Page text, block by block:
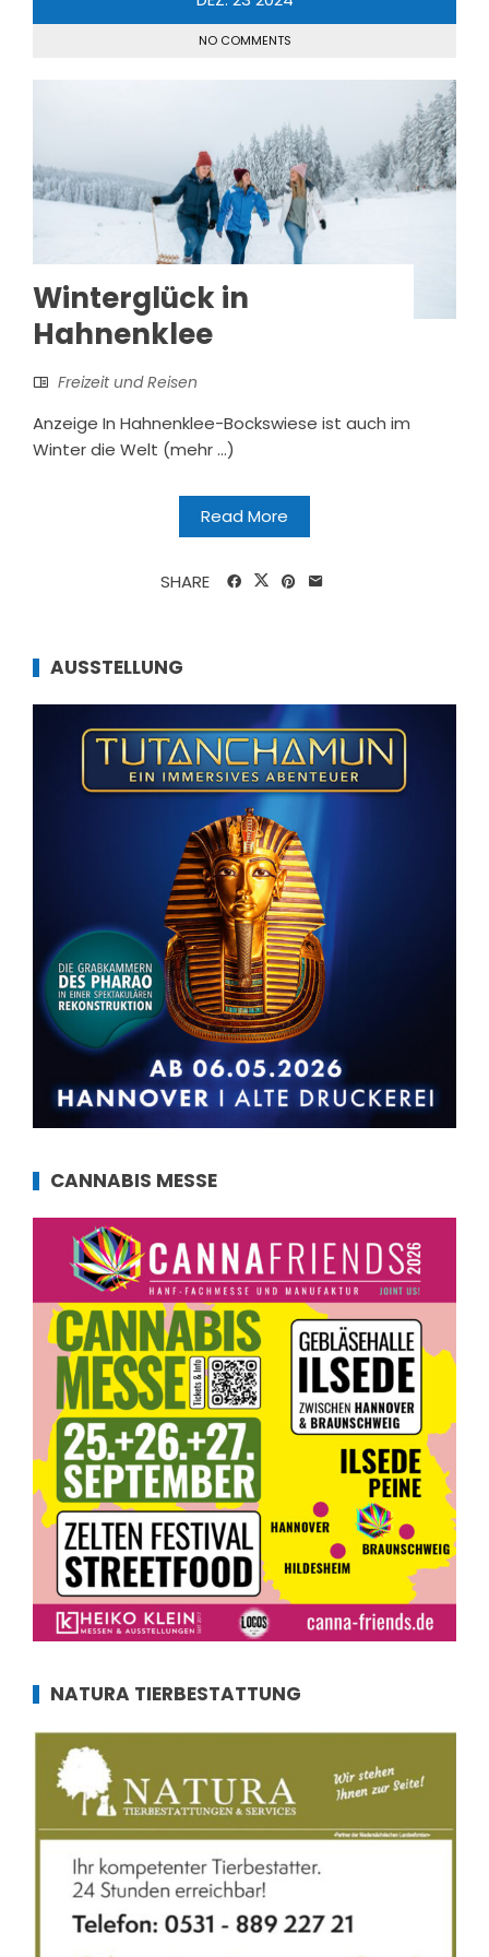
NO COMMENTS
Winterglück in
Hahnenklee
Freizeit und Reisen
Anzeige In Hahnenklee-Bockswiese ist auch im
Winter die Welt (mehr …)
Read More
SHARE
AUSSTELLUNG
CANNABIS MESSE
NATURA TIERBESTATTUNG